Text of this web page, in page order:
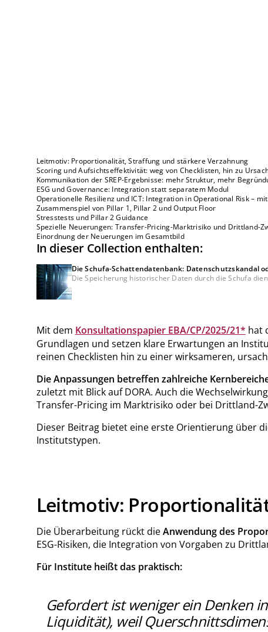
Leitmotiv: Proportionalität, Straffung und stärkere Verzahnung
Scoring und Aufsichtseffektivität: weg von Checklisten, hin zu
Kommunikation der SREP-Ergebnisse: mehr Struktur, mehr
ESG und Governance: Integration statt separatem Modul
Operationelle Resilienz und ICT: Integration in Operational Risk –
Zusammenspiel von Pillar 1, Pillar 2 und Output Floor
Stresstests und Pillar 2 Guidance
Spezielle Neuerungen: Transfer-Pricing-Marktrisiko und Drittland-
Einordnung der Neuerungen im Gesamtbild
In dieser Collection enthalten:
Die Schufa-Schattendatenbank: Datenschutzskandal
Die Speicherung historischer Daten durch die Schufa
Mit dem Konsultationspapier EBA/CP/2025/21* hat
Grundlagen und setzen klare Erwartungen an
reinen Checklisten hin zu einer wirksameren,
Die Anpassungen betreffen zahlreiche
zuletzt mit Blick auf DORA. Auch die
Transfer-Pricing im Marktrisiko oder bei Drittland-
Dieser Beitrag bietet eine erste Orientierung über
Institutstypen.
Leitmotiv:
Die Überarbeitung rückt dieAnwendung des
ESG-Risiken, die Integration von Vorgaben zu
Für Institute heißt das praktisch:
Gefordert ist weniger ein Denken
Liquidität), weil